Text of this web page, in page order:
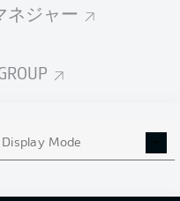
ネジャー
Display Mode
0 Mainz
at the Merck-